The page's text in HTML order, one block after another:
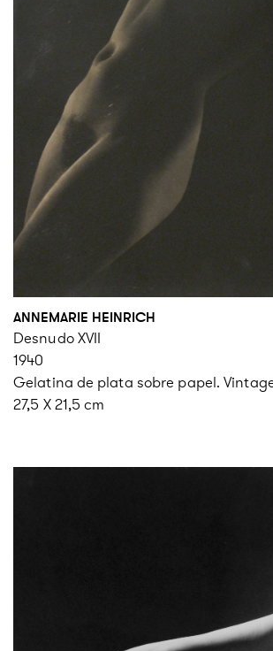
ANNEMARIE HEINRICH
Desnudo XVII
1940
Gelatina de plata sobre papel.
27,5 X 21,5 cm